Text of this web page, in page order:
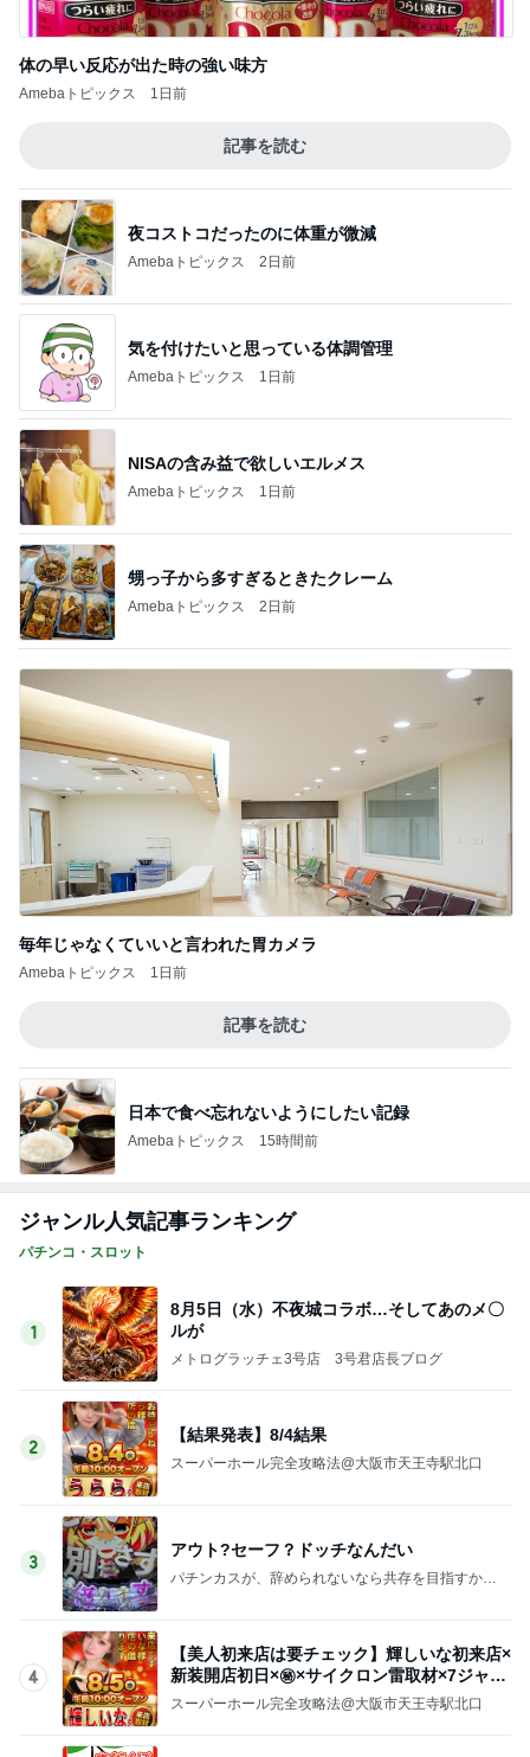
体の早い反応が出た時の強い味方
Amebaトピックス 1日前
記事を読む
夜コストコだったのに体重が微減
Amebaトピックス 2日前
気を付けたいと思っている体調管理
Amebaトピックス 1日前
NISAの含み益で欲しいエルメス
Amebaトピックス 1日前
甥っ子から多すぎるときたクレーム
Amebaトピックス 2日前
毎年じゃなくていいと言われた胃カメラ
Amebaトピックス 1日前
記事を読む
日本で食べ忘れないようにしたい記録
Amebaトピックス 15時間前
ジャンル人気記事ランキング
パチンコ・スロット
1
8月5日（水）不夜城コラボ…そしてあのメ〇
ルが
メトログラッチェ3号店 3号君店長ブログ
2
【結果発表】8/4結果
スーパーホール完全攻略法@大阪市天王寺駅北口
3
アウト?セーフ？ドッチなんだい
パチンカスが、辞められないなら共存を目指すか、
4
【美人初来店は要チェック】輝しいな初来店×
新装開店初日×㊙×サイクロン雷取材×7ジャッ
ジローテ
スーパーホール完全攻略法@大阪市天王寺駅北口